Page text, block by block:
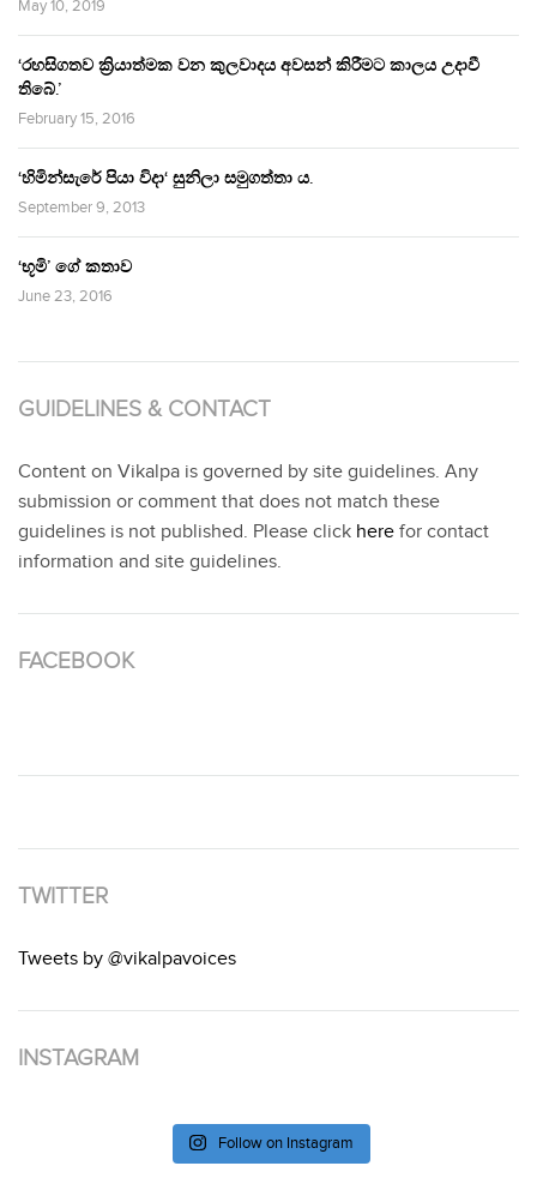
May 10, 2019
‘රහසිගතව ක්‍රියාත්මක වන කුලවාදය අවසන් කිරීමට කාලය උදාවී
තිබේ.’
February 15, 2016
‘හිමින්සැරේ පියා විදා‘ සුනිලා සමුගත්තා ය.
September 9, 2013
‘භූමි’ ගේ කතාව
June 23, 2016
GUIDELINES & CONTACT
Content on Vikalpa is governed by site guidelines. Any
submission or comment that does not match these
guidelines is not published. Please click here for contact
information and site guidelines.
FACEBOOK
TWITTER
Tweets by @vikalpavoices
INSTAGRAM
Follow on Instagram